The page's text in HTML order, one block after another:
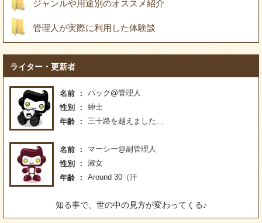
ジャンルや用途別のオススメ紹介
管理人が実際に利用した体験談
ライター・更新者
名前
パック@管理人
性別
紳士
年齢
三十路を越えました…
名前
マーシー@副管理人
性別
淑女
年齢
Around 30（汗
知る事で、世の中の見方が変わってくる♪